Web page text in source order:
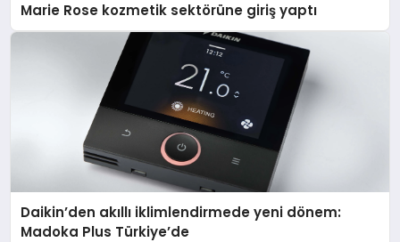
Marie Rose kozmetik sektörüne giriş yaptı
Daikin’den akıllı iklimlendirmede yeni dönem:
Madoka Plus Türkiye’de